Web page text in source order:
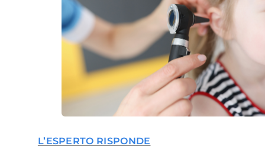
L’ESPERTO RISPONDE